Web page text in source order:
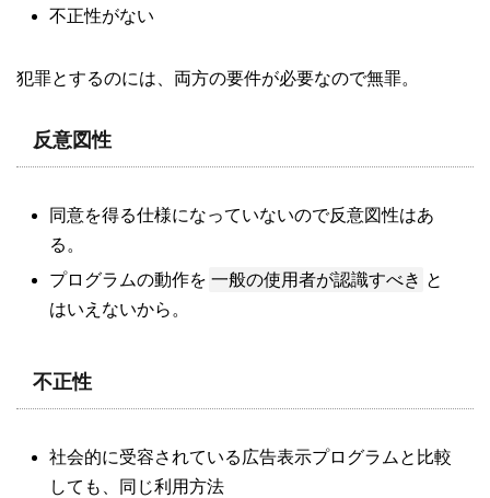
不正性がない
犯罪とするのには、両方の要件が必要なので無罪。
反意図性
同意を得る仕様になっていないので反意図性はあ
る。
プログラムの動作を 一般の使用者が認識すべき と
はいえないから。
不正性
社会的に受容されている広告表示プログラムと比較
しても、同じ利用方法